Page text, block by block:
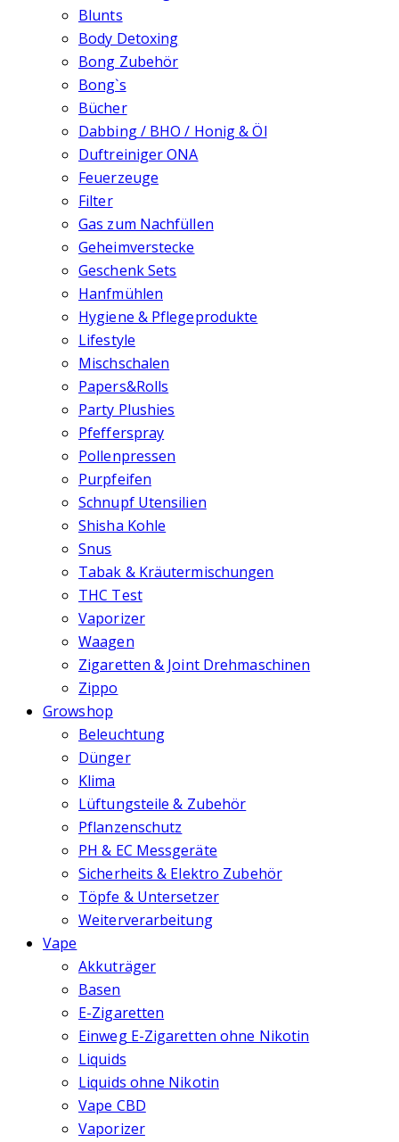
Blunts
Body Detoxing
Bong Zubehör
Bong`s
Bücher
Dabbing / BHO / Honig & Öl
Duftreiniger ONA
Feuerzeuge
Filter
Gas zum Nachfüllen
Geheimverstecke
Geschenk Sets
Hanfmühlen
Hygiene & Pflegeprodukte
Lifestyle
Mischschalen
Papers&Rolls
Party Plushies
Pfefferspray
Pollenpressen
Purpfeifen
Schnupf Utensilien
Shisha Kohle
Snus
Tabak & Kräutermischungen
THC Test
Vaporizer
Waagen
Zigaretten & Joint Drehmaschinen
Zippo
Growshop
Beleuchtung
Dünger
Klima
Lüftungsteile & Zubehör
Pflanzenschutz
PH & EC Messgeräte
Sicherheits & Elektro Zubehör
Töpfe & Untersetzer
Weiterverarbeitung
Vape
Akkuträger
Basen
E-Zigaretten
Einweg E-Zigaretten ohne Nikotin
Liquids
Liquids ohne Nikotin
Vape CBD
Vaporizer